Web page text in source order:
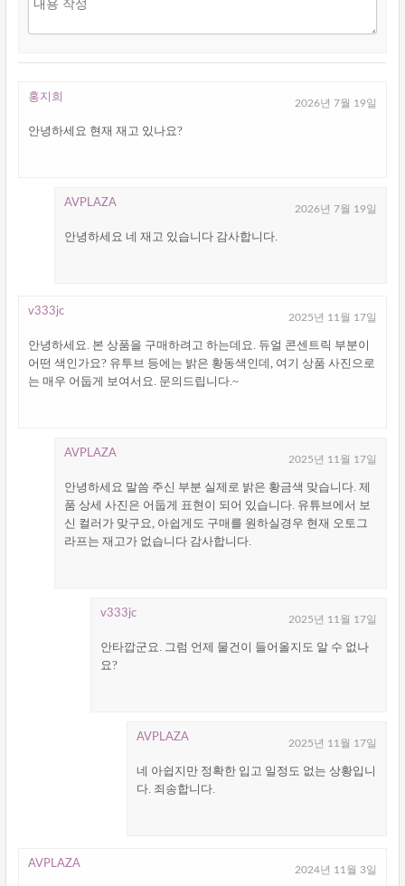
홍지희 2026년 7월 19일
안녕하세요 현재 재고 있나요?
AVPLAZA 2026년 7월 19일
안녕하세요 네 재고 있습니다 감사합니다.
v333jc 2025년 11월 17일
안녕하세요. 본 상품을 구매하려고 하는데요. 듀얼 콘센트릭 부분이
어떤 색인가요? 유투브 등에는 밝은 황동색인데, 여기 상품 사진으로
는 매우 어둡게 보여서요. 문의드립니다.~
AVPLAZA 2025년 11월 17일
안녕하세요 말씀 주신 부분 실제로 밝은 황금색 맞습니다. 제
품 상세 사진은 어둡게 표현이 되어 있습니다. 유튜브에서 보
신 컬러가 맞구요, 아쉽게도 구매를 원하실경우 현재 오토그
라프는 재고가 없습니다 감사합니다.
v333jc 2025년 11월 17일
안타깝군요. 그럼 언제 물건이 들어올지도 알 수 없나
요?
AVPLAZA 2025년 11월 17일
네 아쉽지만 정확한 입고 일정도 없는 상황입니
다. 죄송합니다.
AVPLAZA 2024년 11월 3일